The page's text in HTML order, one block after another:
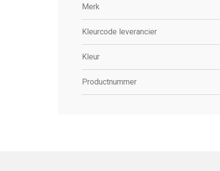
Merk
Kleurcode leverancier
Kleur
Productnummer